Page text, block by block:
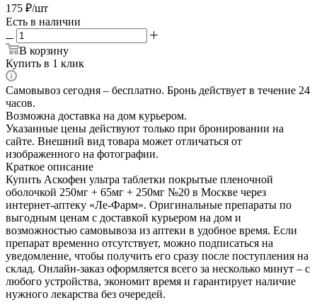
175 ₽/шт
Есть в наличии
В корзину
Купить в 1 клик
Самовывоз сегодня – бесплатно. Бронь действует в течение 24
часов.
Возможна доставка на дом курьером.
Указанные цены действуют только при бронировании на
сайте. Внешний вид товара может отличаться от
изображенного на фотографии.
Краткое описание
Купить Аскофен ультра таблетки покрытые пленочной
оболочкой 250мг + 65мг + 250мг №20 в Москве через
интернет-аптеку «Ле-Фарм». Оригинальные препараты по
выгодным ценам с доставкой курьером на дом и
возможностью самовывоза из аптеки в удобное время. Если
препарат временно отсутствует, можно подписаться на
уведомление, чтобы получить его сразу после поступления на
склад. Онлайн-заказ оформляется всего за несколько минут – с
любого устройства, экономит время и гарантирует наличие
нужного лекарства без очередей.